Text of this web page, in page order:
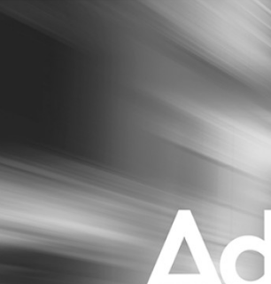
Influencer marketing
Interne communicatie